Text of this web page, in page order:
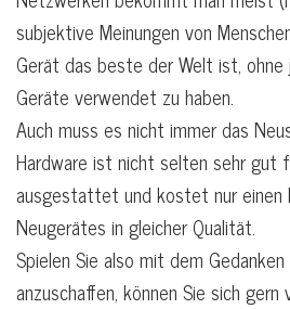
subjektive Meinungen von
Gerät das beste der Welt ist, ohne
Geräte verwendet zu haben.
Auch muss es nicht immer das
Hardware ist nicht selten sehr gut
ausgestattet und kostet nur einen
Neugerätes in gleicher Qualität.
Spielen Sie also mit dem
anzuschaffen, können Sie sich